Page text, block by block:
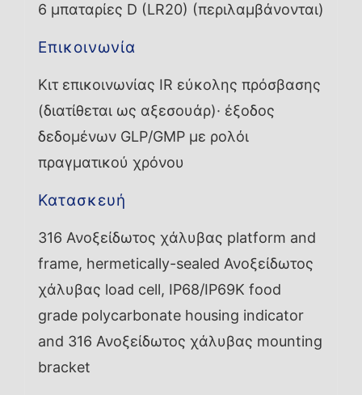
6 μπαταρίες D (LR20) (περιλαμβάνονται)
Επικοινωνία
Κιτ επικοινωνίας IR εύκολης πρόσβασης
(διατίθεται ως αξεσουάρ)· έξοδος
δεδομένων GLP/GMP με ρολόι
πραγματικού χρόνου
Κατασκευή
316 Ανοξείδωτος χάλυβας platform and
frame, hermetically-sealed Ανοξείδωτος
χάλυβας load cell, IP68/IP69K food
grade polycarbonate housing indicator
and 316 Ανοξείδωτος χάλυβας mounting
bracket